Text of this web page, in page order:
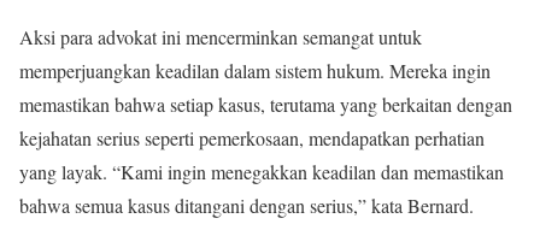
Aksi para advokat ini mencerminkan semangat untuk
memperjuangkan keadilan dalam sistem hukum. Mereka ingin
memastikan bahwa setiap kasus, terutama yang berkaitan dengan
kejahatan serius seperti pemerkosaan, mendapatkan perhatian
yang layak. “Kami ingin menegakkan keadilan dan memastikan
bahwa semua kasus ditangani dengan serius,” kata Bernard.